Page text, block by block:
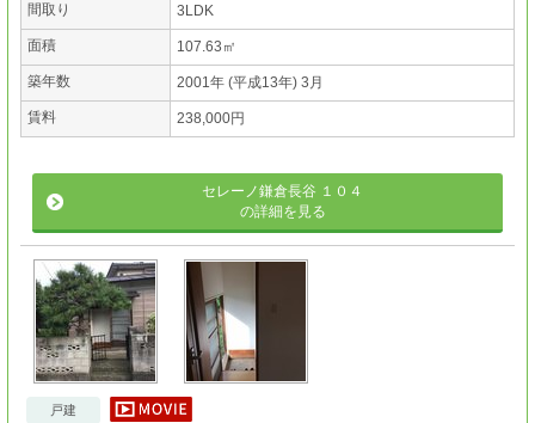
間取り 3LDK
面積 107.63㎡
築年数 2001年 (平成13年) 3月
賃料 238,000円
セレーノ鎌倉長谷 １０４
の詳細を見る
戸建